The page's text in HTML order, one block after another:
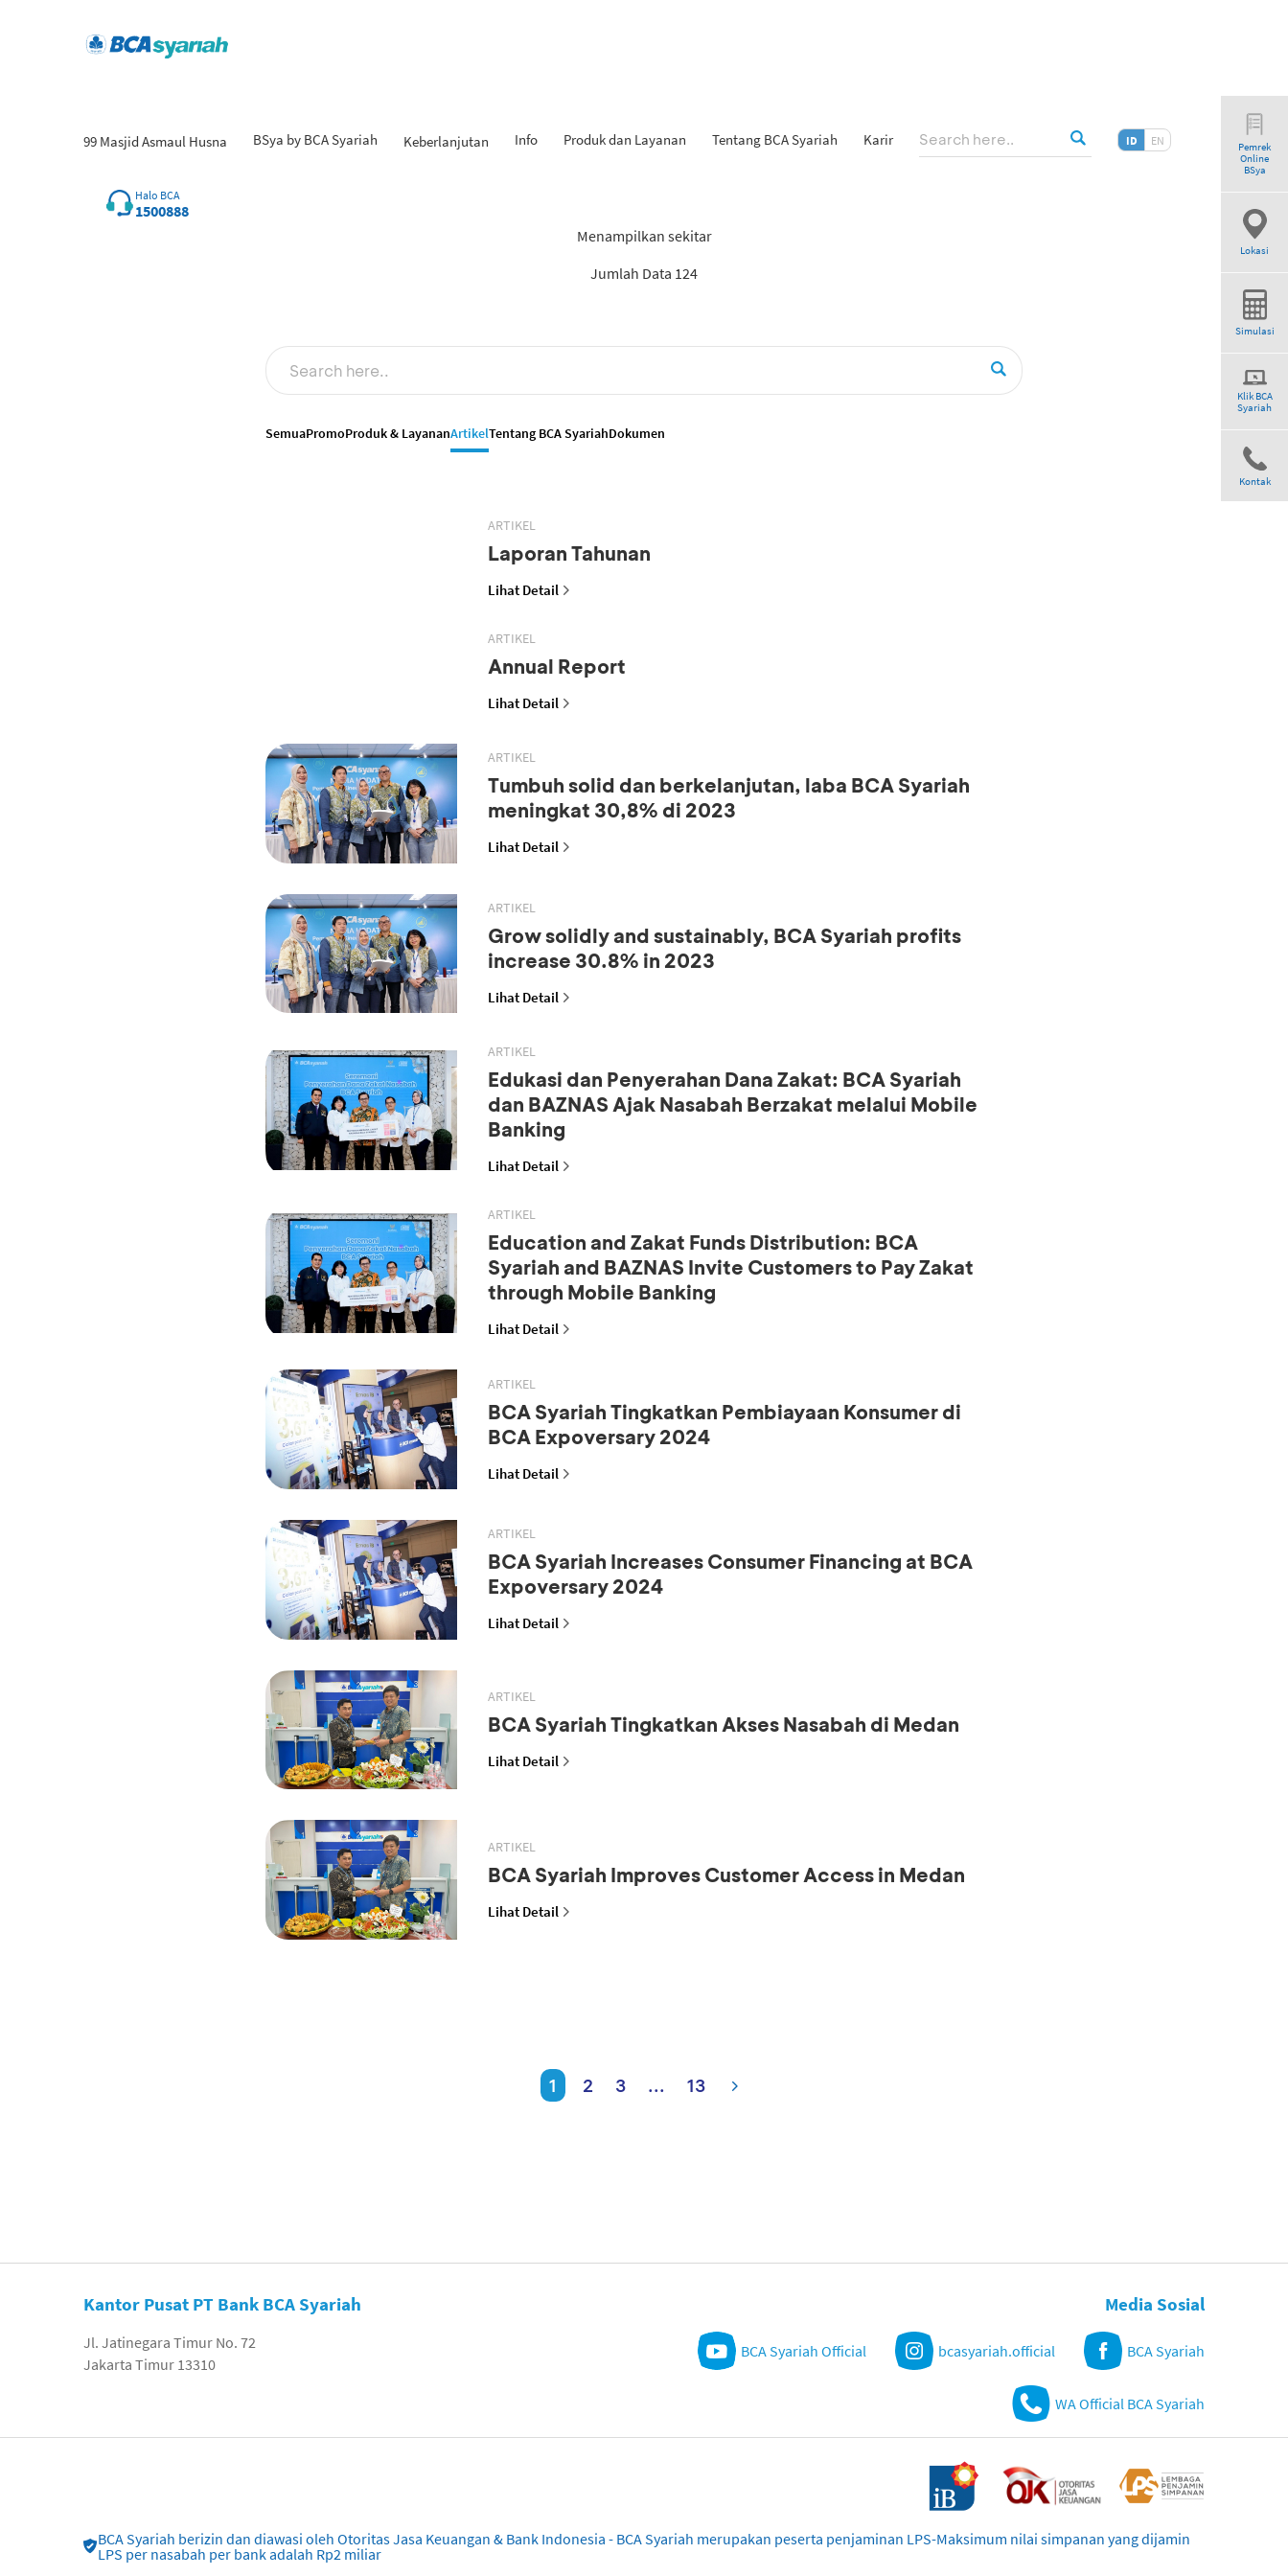
99 Masjid Asmaul Husna BSya by BCA Syariah Keberlanjutan Info Produk dan Layanan Tentang BCA Syariah Karir ID EN
Halo BCA
1500888
Pemrek
Online
BSya
Lokasi
Simulasi
Klik BCA
Syariah
Kontak
Menampilkan sekitar
Jumlah Data 124
SemuaPromoProduk & LayananArtikelTentang BCA SyariahDokumen
ARTIKEL
Laporan Tahunan
Lihat Detail
ARTIKEL
Annual Report
Lihat Detail
ARTIKEL
Tumbuh solid dan berkelanjutan, laba BCA Syariah
meningkat 30,8% di 2023
Lihat Detail
ARTIKEL
Grow solidly and sustainably, BCA Syariah profits
increase 30.8% in 2023
Lihat Detail
ARTIKEL
Edukasi dan Penyerahan Dana Zakat: BCA Syariah
dan BAZNAS Ajak Nasabah Berzakat melalui Mobile
Banking
Lihat Detail
ARTIKEL
Education and Zakat Funds Distribution: BCA
Syariah and BAZNAS Invite Customers to Pay Zakat
through Mobile Banking
Lihat Detail
ARTIKEL
BCA Syariah Tingkatkan Pembiayaan Konsumer di
BCA Expoversary 2024
Lihat Detail
ARTIKEL
BCA Syariah Increases Consumer Financing at BCA
Expoversary 2024
Lihat Detail
ARTIKEL
BCA Syariah Tingkatkan Akses Nasabah di Medan
Lihat Detail
ARTIKEL
BCA Syariah Improves Customer Access in Medan
Lihat Detail
1 2 3 ... 13
Kantor Pusat PT Bank BCA Syariah
Jl. Jatinegara Timur No. 72
Jakarta Timur 13310
Media Sosial
BCA Syariah Official bcasyariah.official BCA Syariah
WA Official BCA Syariah
BCA Syariah berizin dan diawasi oleh Otoritas Jasa Keuangan & Bank Indonesia - BCA Syariah merupakan peserta penjaminan LPS-Maksimum nilai simpanan yang dijamin
LPS per nasabah per bank adalah Rp2 miliar